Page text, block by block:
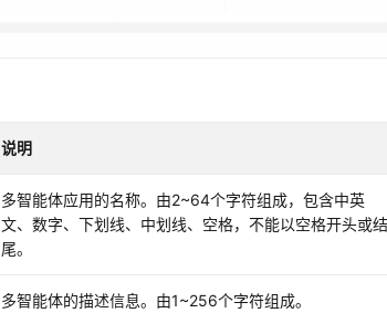
说明
多智能体应用的名称。由2~64个字符组成，包含中英
文、数字、下划线、中划线、空格，不能以空格开头或
尾。
多智能体的描述信息。由1~256个字符组成。